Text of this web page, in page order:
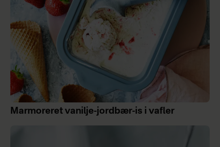
Marmoreret vanilje-jordbær-is i vafler